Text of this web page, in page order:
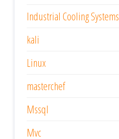
Industrial Cooling Systems
kali
Linux
masterchef
Mssql
Mvc